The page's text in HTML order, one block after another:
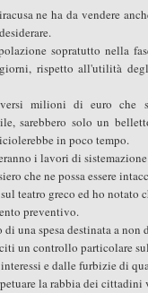
ne ha da vendere
sopratutto nella
rispetto all'utilità
milioni di euro che
sarebbero solo un
in poco tempo.
i lavori di sistemazione
che ne possa essere
teatro greco ed ho
preventivo.
una spesa destinata a non
un controllo particolare
e dalle furbizie di
la rabbia dei